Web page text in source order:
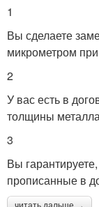
1
Вы сделаете
микрометром
2
У вас есть в
толщины
3
Вы
прописанные в